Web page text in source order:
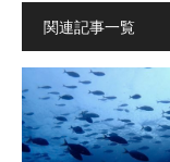
関連記事一覧